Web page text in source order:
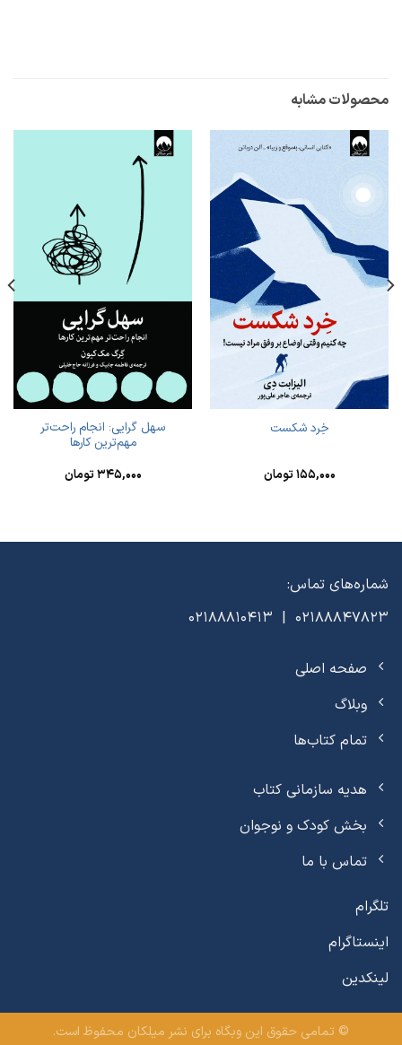
محصولات مشابه
خِرد شکست
۱۵۵,۰۰۰تومان
سهل گرایی: انجام راحت‌تر
مهم‌ترین کارها
۳۴۵,۰۰۰تومان
شماره‌های تماس:
02188847823 | 02188810413
صفحه اصلی
وبلاگ
تمام کتاب‌ها
هدیه سازمانی کتاب
بخش کودک و نوجوان
تماس با ما
تلگرام
اینستاگرام
لینکدین
© تمامی حقوق این وبگاه برای نشر میلکان محفوظ است.